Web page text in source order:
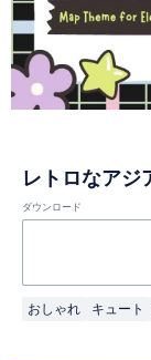
レトロなアジ
ダウンロード
おしゃれ キュート